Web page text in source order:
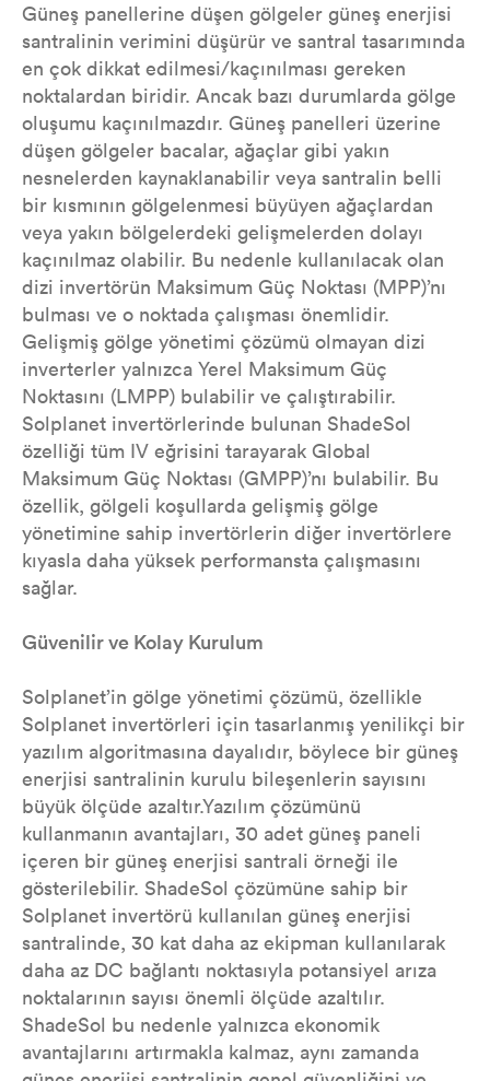
Güneş panellerine düşen gölgeler güneş enerjisi
santralinin verimini düşürür ve santral tasarımında
en çok dikkat edilmesi/kaçınılması gereken
noktalardan biridir. Ancak bazı durumlarda gölge
oluşumu kaçınılmazdır. Güneş panelleri üzerine
düşen gölgeler bacalar, ağaçlar gibi yakın
nesnelerden kaynaklanabilir veya santralin belli
bir kısmının gölgelenmesi büyüyen ağaçlardan
veya yakın bölgelerdeki gelişmelerden dolayı
kaçınılmaz olabilir. Bu nedenle kullanılacak olan
dizi invertörün Maksimum Güç Noktası (MPP)’nı
bulması ve o noktada çalışması önemlidir.
Gelişmiş gölge yönetimi çözümü olmayan dizi
inverterler yalnızca Yerel Maksimum Güç
Noktasını (LMPP) bulabilir ve çalıştırabilir.
Solplanet invertörlerinde bulunan ShadeSol
özelliği tüm IV eğrisini tarayarak Global
Maksimum Güç Noktası (GMPP)’nı bulabilir. Bu
özellik, gölgeli koşullarda gelişmiş gölge
yönetimine sahip invertörlerin diğer invertörlere
kıyasla daha yüksek performansta çalışmasını
sağlar.
Güvenilir ve Kolay Kurulum
Solplanet’in gölge yönetimi çözümü, özellikle
Solplanet invertörleri için tasarlanmış yenilikçi bir
yazılım algoritmasına dayalıdır, böylece bir güneş
enerjisi santralinin kurulu bileşenlerin sayısını
büyük ölçüde azaltır.Yazılım çözümünü
kullanmanın avantajları, 30 adet güneş paneli
içeren bir güneş enerjisi santrali örneği ile
gösterilebilir. ShadeSol çözümüne sahip bir
Solplanet invertörü kullanılan güneş enerjisi
santralinde, 30 kat daha az ekipman kullanılarak
daha az DC bağlantı noktasıyla potansiyel arıza
noktalarının sayısı önemli ölçüde azaltılır.
ShadeSol bu nedenle yalnızca ekonomik
avantajlarını artırmakla kalmaz, aynı zamanda